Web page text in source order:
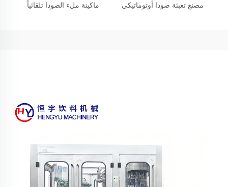
مصنع تعبئة صودا أوتوماتيكي ماكينة ملء الصودا تلقائياً